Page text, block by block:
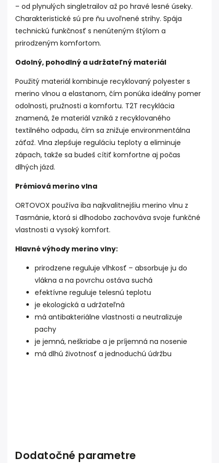
– od plynulých singletrailov až po hravé lesné úseky.
Charakteristické sú pre ňu uvoľnené strihy. Spája
technickú funkčnosť s nenúteným štýlom a
prirodzeným komfortom.
Odolný, pohodlný a udržateľný materiál
Použitý materiál kombinuje recyklovaný polyester s
merino vlnou a elastanom, čím ponúka ideálny pomer
odolnosti, pružnosti a komfortu. T2T recyklácia
znamená, že materiál vzniká z recyklovaného
textilného odpadu, čím sa znižuje environmentálna
záťaž. Vlna zlepšuje reguláciu teploty a eliminuje
zápach, takže sa budeš cítiť komfortne aj počas
dlhých jázd.
Prémiová merino vlna
ORTOVOX používa iba najkvalitnejšiu merino vlnu z
Tasmánie, ktorá si dlhodobo zachováva svoje funkčné
vlastnosti a vysoký komfort.
Hlavné výhody merino vlny:
prirodzene reguluje vlhkosť – absorbuje ju do
vlákna a na povrchu ostáva suchá
efektívne reguluje telesnú teplotu
je ekologická a udržateľná
má antibakteriálne vlastnosti a neutralizuje
pachy
je jemná, neškriabe a je príjemná na nosenie
má dlhú životnosť a jednoduchú údržbu
Dodatočné parametre